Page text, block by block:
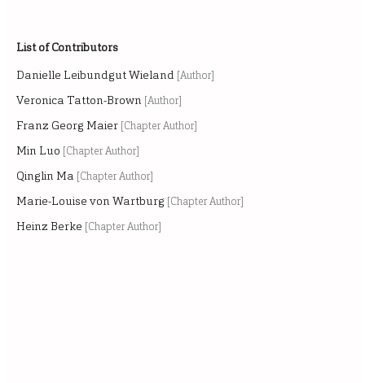
List of Contributors
Danielle Leibundgut Wieland [Author]
Veronica Tatton-Brown [Author]
Franz Georg Maier [Chapter Author]
Min Luo [Chapter Author]
Qinglin Ma [Chapter Author]
Marie-Louise von Wartburg [Chapter Author]
Heinz Berke [Chapter Author]